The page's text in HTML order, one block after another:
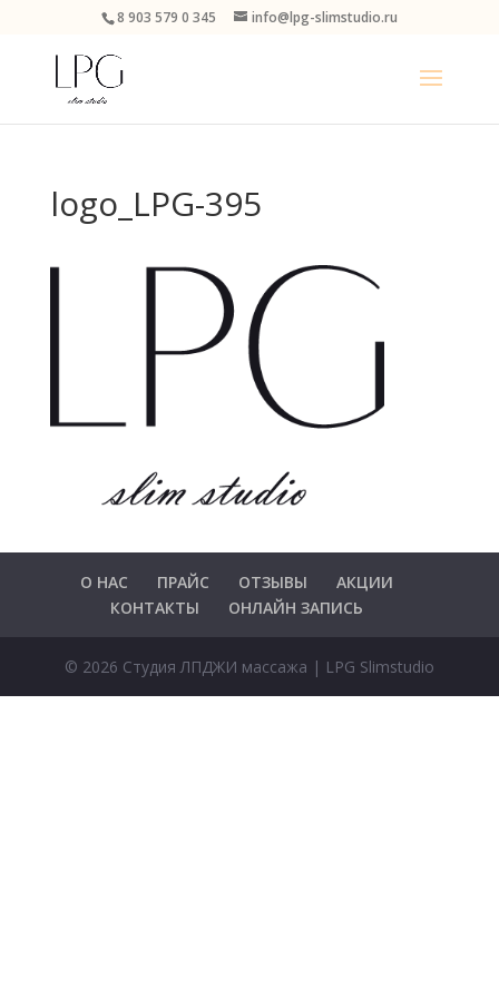
8 903 579 0 345 info@lpg-slimstudio.ru
logo_LPG-395
О НАС ПРАЙС ОТЗЫВЫ
АКЦИИ
КОНТАКТЫ
ОНЛАЙН ЗАПИСЬ
© 2026 Студия ЛПДЖИ массажа | LPG Slimstudio